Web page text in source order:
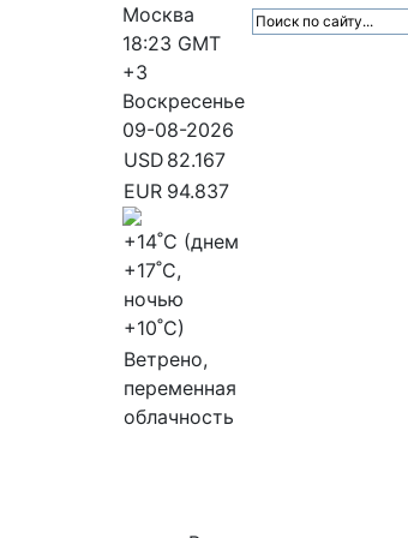
Москва
18:23 GMT
+3
Воскресенье
09-08-2026
USD 82.167
EUR 94.837
+14˚C (днем
+17˚C,
ночью
+10˚C)
Ветрено,
переменная
облачность